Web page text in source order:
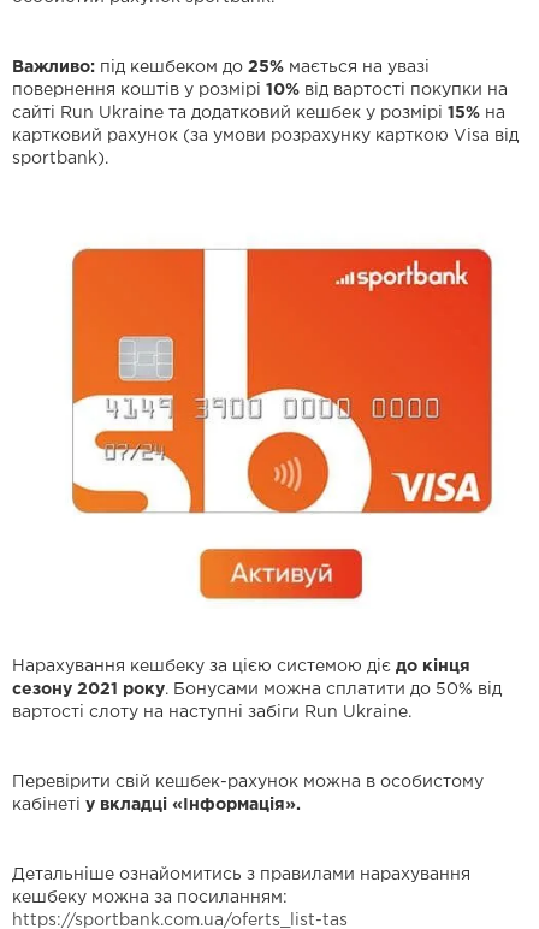
Важливо: під кешбеком до 25% мається на увазі
повернення коштів у розмірі 10% від вартості покупки на
сайті Run Ukraine та додатковий кешбек у розмірі 15% на
картковий рахунок (за умови розрахунку карткою Visa від
sportbank).
Нарахування кешбеку за цією системою діє до кінця
сезону 2021 року. Бонусами можна сплатити до 50% від
вартості слоту на наступні забіги Run Ukraine.
Перевірити свій кешбек-рахунок можна в особистому
кабінеті у вкладці «Інформація».
Детальніше ознайомитись з правилами нарахування
кешбеку можна за посиланням:
https://sportbank.com.ua/oferts_list-tas